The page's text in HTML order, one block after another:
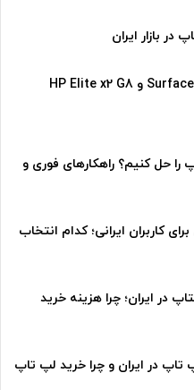
بازار ایران
حل کنیم؟ راهکارهای فوری و
کاربران ایرانی؛ کدام انتخاب
در ایران؛ چرا هزینه خرید
در ایران و چرا خرید لپ تاپ